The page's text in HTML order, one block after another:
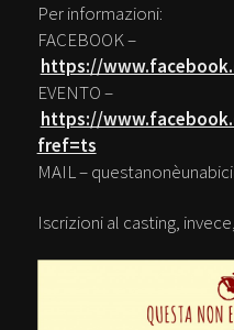
Per informazioni:
FACEBOOK –
https://
EVENTO –
https://
fref=ts
MAIL –
Iscrizioni al casting, invece,